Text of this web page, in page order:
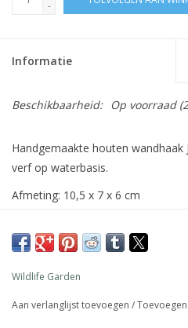
-
Informatie
Beschikbaarheid: Op voorraad
Handgemaakte houten wandhaak
verf op waterbasis.
Afmeting: 10,5 x 7 x 6 cm
Details: handgemaakt
Wildlife Garden
Aan verlanglijst toevoegen /